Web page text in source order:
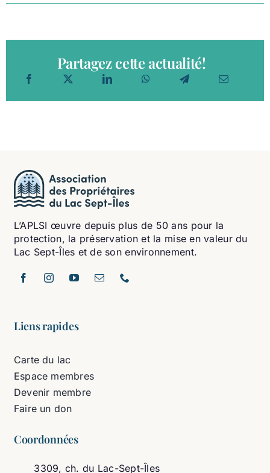
Partagez cette actualité!
L’APLSI œuvre depuis plus de 50 ans pour la
protection, la préservation et la mise en valeur du
Lac Sept-Îles et de son environnement.
Liens rapides
Carte du lac
Espace membres
Devenir membre
Faire un don
Coordonnées
3309, ch. du Lac-Sept-Îles